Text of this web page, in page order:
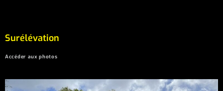
Surélévation
Accéder aux photos